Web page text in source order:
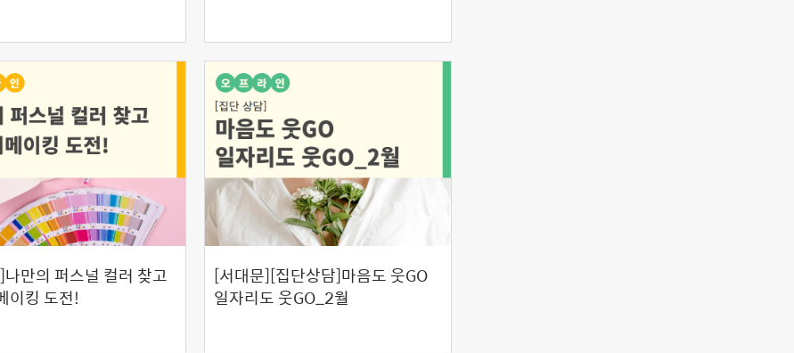
만의 퍼스널 컬러 찾고
이킹 도전!
[서대문][집단상담]마음도 웃GO
일자리도 웃GO_2월